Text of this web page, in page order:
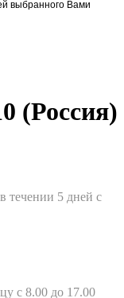
выбранного Вами
(Россия)
течении 5 дней с
с 8.00 до 17.00